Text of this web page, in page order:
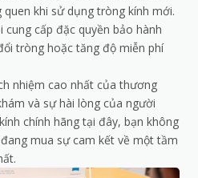
khi sử dụng tròng kính mới.
cung cấp đặc quyền bảo hành
tròng hoặc tăng độ miễn phí
nhiệm cao nhất của thương
và sự hài lòng của người
chính hãng tại đây, bạn không
mua sự cam kết về một tầm